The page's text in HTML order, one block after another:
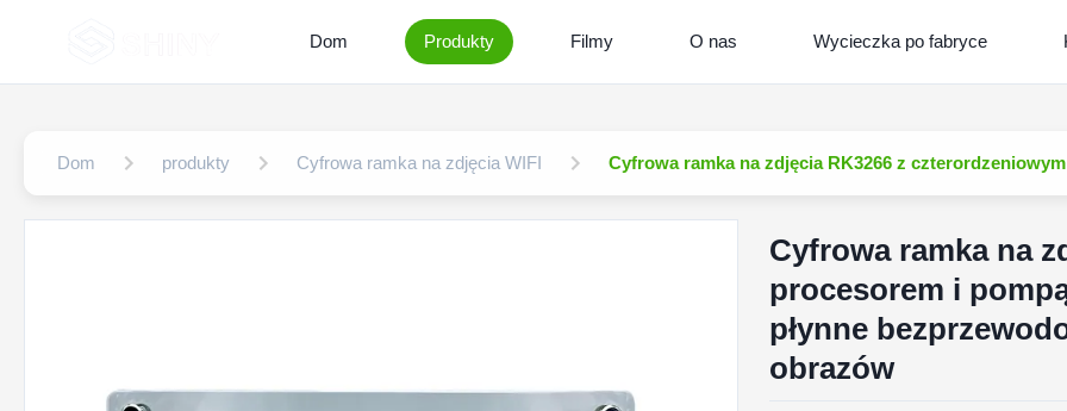
Dom Produkty Filmy O nas Wycieczka po fabryce
Dom produkty Cyfrowa ramka na zdjęcia WIFI Cyfrowa ramka na zdjęcia RK3266 z
Cyfrowa ramka na
procesorem i
płynne
obrazów